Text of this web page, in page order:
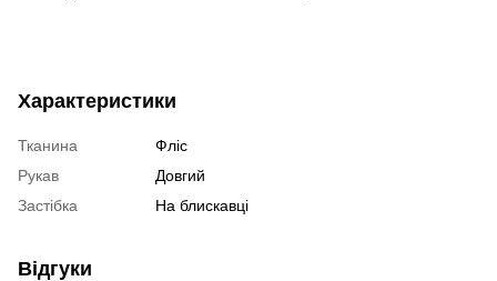
Характеристики
Тканина
Фліс
Рукав
Довгий
Застібка
На блискавці
Відгуки